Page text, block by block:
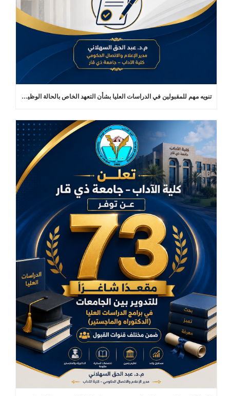
تنويه مهم للمقبولين في الدراسات العليا بشأن التعهد الخاص بالحالة الوظيفية